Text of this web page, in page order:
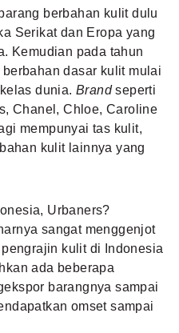
berbahan kulit dulu
Serikat dan Eropa yang
Kemudian pada tahun
dasar kulit mulai
dunia. Brandseperti
Chanel, Chloe, Caroline
mempunyai tas kulit,
kulit lainnya yang
Urbaners?
sangat menggenjot
kulit di Indonesia
ada beberapa
barangnya sampai
omset sampai